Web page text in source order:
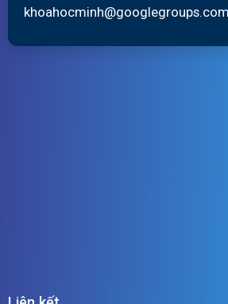
khoahocminh@googlegroups.com